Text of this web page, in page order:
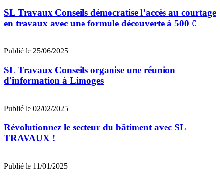
SL Travaux Conseils démocratise l’accès au courtage
en travaux avec une formule découverte à 500 €
Publié le 25/06/2025
SL Travaux Conseils organise une réunion
d'information à Limoges
Publié le 02/02/2025
Révolutionnez le secteur du bâtiment avec SL
TRAVAUX !
Publié le 11/01/2025